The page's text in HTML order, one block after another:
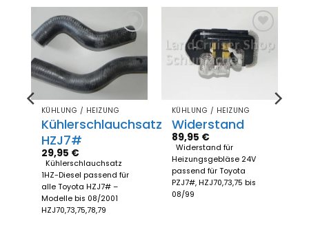
Zum
Merkzettel
hinzufügen
KÜHLUNG / HEIZUNG
Kühlerschlauchsatz
HZJ7#
29,95 €
Kühlerschlauchsatz
1HZ-Diesel passend für
alle Toyota HZJ7# –
Modelle bis 08/2001
HZJ70,73,75,78,79
Zum
Merkzettel
hinzufügen
KÜHLUNG / HEIZUNG
Widerstand
89,95 €
Widerstand für
Heizungsgebläse 24V
passend für Toyota
PZJ7#, HZJ70,73,75 bis
08/99